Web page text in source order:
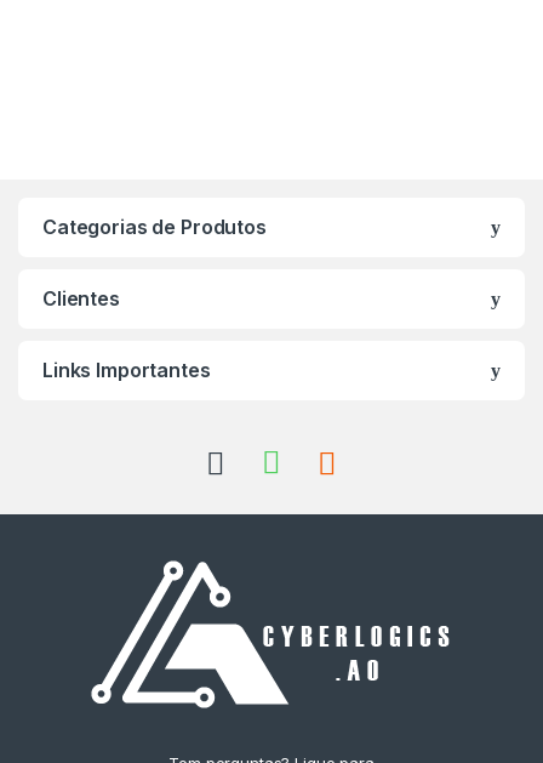
Categorias de Produtos
Clientes
Links Importantes